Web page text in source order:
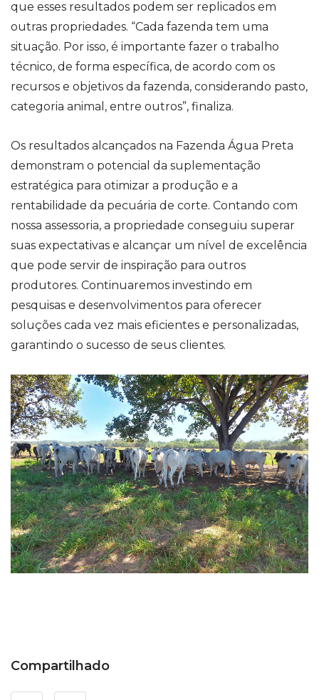
que esses resultados podem ser replicados em
outras propriedades. “Cada fazenda tem uma
situação. Por isso, é importante fazer o trabalho
técnico, de forma específica, de acordo com os
recursos e objetivos da fazenda, considerando pasto,
categoria animal, entre outros”, finaliza.
Os resultados alcançados na Fazenda Água Preta
demonstram o potencial da suplementação
estratégica para otimizar a produção e a
rentabilidade da pecuária de corte. Contando com
nossa assessoria, a propriedade conseguiu superar
suas expectativas e alcançar um nível de excelência
que pode servir de inspiração para outros
produtores. Continuaremos investindo em
pesquisas e desenvolvimentos para oferecer
soluções cada vez mais eficientes e personalizadas,
garantindo o sucesso de seus clientes.
Compartilhado